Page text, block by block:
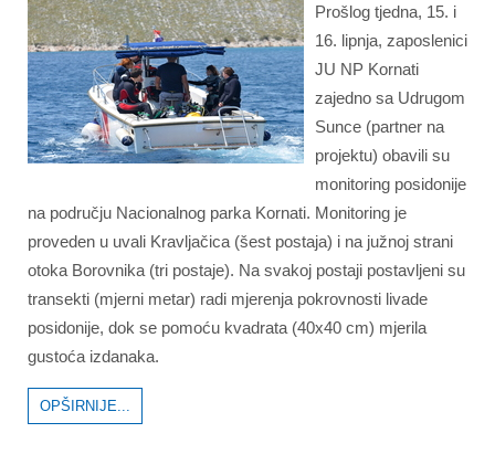
Prošlog tjedna, 15. i
16. lipnja, zaposlenici
JU NP Kornati
zajedno sa Udrugom
Sunce (partner na
projektu) obavili su
monitoring posidonije
na području Nacionalnog parka Kornati. Monitoring je
proveden u uvali Kravljačica (šest postaja) i na južnoj strani
otoka Borovnika (tri postaje). Na svakoj postaji postavljeni su
transekti (mjerni metar) radi mjerenja pokrovnosti livade
posidonije, dok se pomoću kvadrata (40x40 cm) mjerila
gustoća izdanaka.
OPŠIRNIJE...